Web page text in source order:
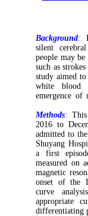
Background :
silent
people may
such as
study aimed
white
emergence
Methods:
2016 to
admitted to
Shuyang
a first
measured
magnetic
onset of the
curve